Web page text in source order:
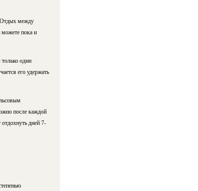
между
пока и
один
его удержать
после каждой
дней 7-